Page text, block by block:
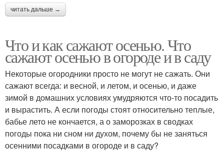
читать дальше →
Что и как сажают осенью. Что
сажают осенью в огороде и в саду
Некоторые огородники просто не могут не сажать. Они
сажают всегда: и весной, и летом, и осенью, и даже
зимой в домашних условиях умудряются что-то посадить
и вырастить. А если погоды стоят относительно теплые,
бабье лето не кончается, а о заморозках в сводках
погоды пока ни сном ни духом, почему бы не заняться
осенними посадками в огороде и в саду?